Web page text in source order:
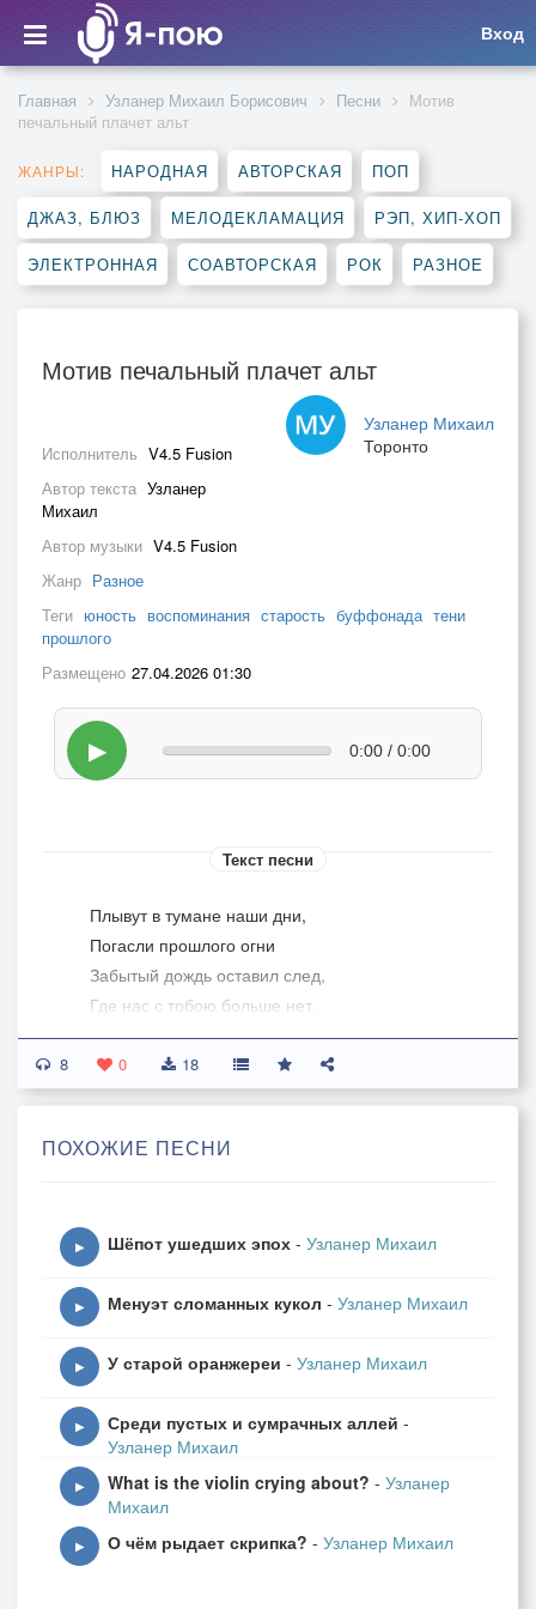
Вход
Главная Узланер Михаил Борисович Песни
Мотив
печальный плачет альт
ЖАНРЫ: НАРОДНАЯ АВТОРСКАЯ ПОП
ДЖАЗ, БЛЮЗ МЕЛОДЕКЛАМАЦИЯ РЭП, ХИП-ХОП
ЭЛЕКТРОННАЯ СОАВТОРСКАЯ РОК РАЗНОЕ
Мотив печальный плачет альт
Узланер Михаил
Торонто
Исполнитель V4.5 Fusion
Автор текста Узланер
Михаил
Автор музыки V4.5 Fusion
Жанр Разное
Теги юность воспоминания старость буффонада тени
прошлого
Размещено 27.04.2026 01:30
▶ 0:00 / 0:00
Текст песни
Плывут в тумане наши дни,
Погасли прошлого огни
Забытый дождь оставил след,
Где нас с тобою больше нет.
Мелодий старых тихий звук
Смягчает боль былых разлук.
Разметки стерлись у дорог,
Искать потерянный приют
Где адреса давно пусты,
Вплетая в тишину аллей
И боль, что сердце моё жгла,
Со стоном тихо улеглась
2. Нас ищут призраки в ночи,
Но память робко всё молчит.
8 0 18
ПОХОЖИЕ ПЕСНИ
▶ Шёпот ушедших эпох - Узланер Михаил
▶ Менуэт сломанных кукол - Узланер Михаил
▶ У старой оранжереи - Узланер Михаил
▶ Среди пустых и сумрачных аллей -
Узланер Михаил
▶ What is the violin crying about? - Узланер
Михаил
▶ О чём рыдает скрипка? - Узланер Михаил